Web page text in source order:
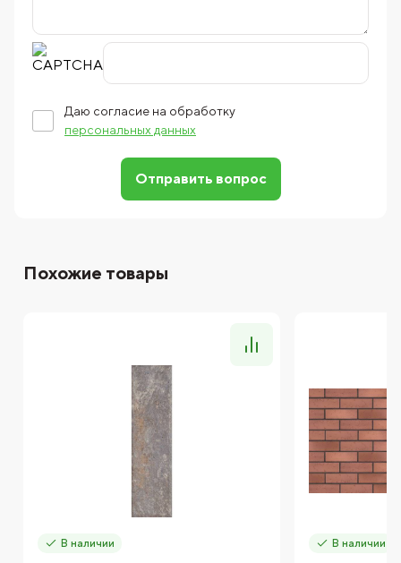
Даю согласие на обработку
персональных данных
Отправить вопрос
Похожие товары
В наличии В наличии